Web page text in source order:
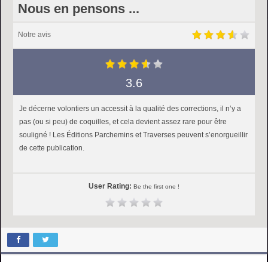
Nous en pensons ...
Notre avis
3.6
Je décerne volontiers un accessit à la qualité des corrections, il n’y a
pas (ou si peu) de coquilles, et cela devient assez rare pour être
souligné ! Les Éditions Parchemins et Traverses peuvent s’enorgueillir
de cette publication.
User Rating: Be the first one !